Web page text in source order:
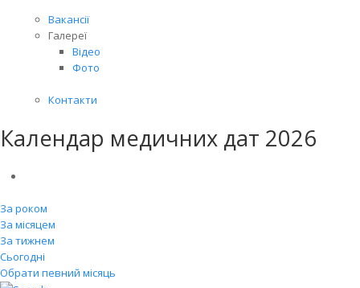
Вакансії
Галереї
Відео
Фото
Контакти
Календар медичних дат 2026
За роком
За місяцем
За тижнем
Сьогодні
Обрати певний місяць